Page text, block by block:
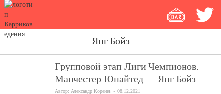
Янг Бойз
Групповой этап Лиги Чемпионов.
Манчестер Юнайтед — Янг Бойз
Автор: Александр Коренев
08.12.2021